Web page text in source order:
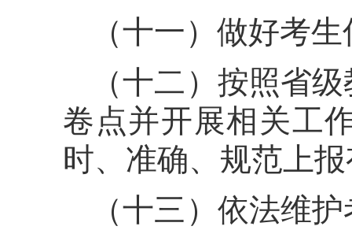
（十一）做好考
（十二）按照省
卷点并开展相关工
时、准确、规范上
（十三）依法维